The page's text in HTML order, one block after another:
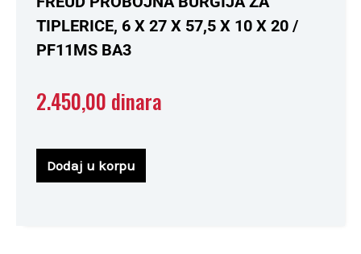
sa
0
od
TIPLERICE, 6 X 27 X 57,5 X 10 X 20 /
PF11MS BA3
2.450,00 dinara
Dodaj u korpu